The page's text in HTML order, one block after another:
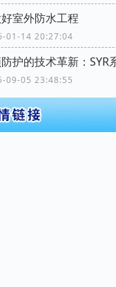
室外防水工程
01-14 20:27:04
09-05 23:48:55